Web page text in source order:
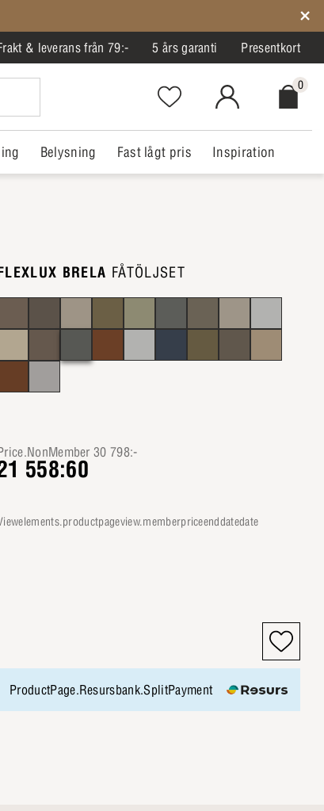
& leverans från 79:- 5 års garanti Presentkort
Favorites.NavigationButton.Text
MitIlva.Login
0
Belysning Fast lågt pris Inspiration
BRELA FÅTÖLJSET
30 798:-
558:60
viewelements.productpageview.memberpriceenddatedate
ProductPage.Resursbank.SplitPayment